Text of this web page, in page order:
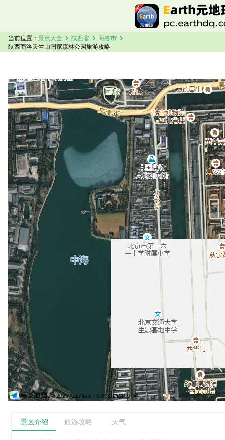
当前位置： 景点大全 chevron_right 陕西省 chevron_right 商洛市 chevron_right
陕西商洛天竺山国家森林公园旅游攻略
陕西商洛天竺山国家森林公园卫星地图加载中，请稍候...
© 2026 AutoNavi - GS(2025)1807号
景区介绍 旅游攻略 天气